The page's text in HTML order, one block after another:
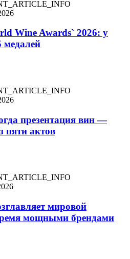
Wine Awards` 2026: у
презентация вин —
пяти актов
мировой
мощными брендами